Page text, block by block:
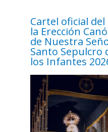
Cartel oficial
la Erección
de Nuestra
Santo Sepulcro
los Infantes